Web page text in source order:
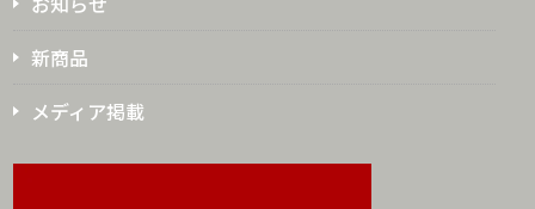
新商品
メディア掲載